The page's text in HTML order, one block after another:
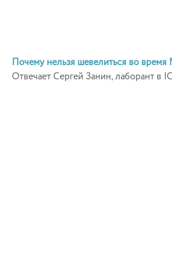
Почему нельзя шевелиться во
Отвечает Сергей Занин, лаборант в